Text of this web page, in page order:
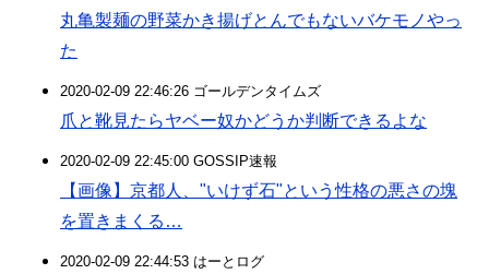
丸亀製麺の野菜かき揚げとんでもないバケモノやっ
た
2020-02-09 22:46:26 ゴールデンタイムズ
爪と靴見たらヤベー奴かどうか判断できるよな
2020-02-09 22:45:00 GOSSIP速報
【画像】京都人、"いけず石"という性格の悪さの塊
を置きまくる…
2020-02-09 22:44:53 はーとログ